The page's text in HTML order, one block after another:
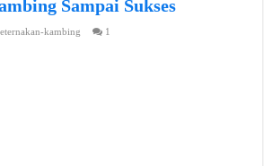
Sampai Sukses
kambing 1